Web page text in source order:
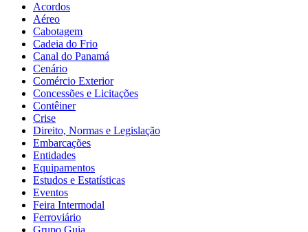
Acordos
Aéreo
Cabotagem
Cadeia do Frio
Canal do Panamá
Cenário
Comércio Exterior
Concessões e Licitações
Contêiner
Crise
Direito, Normas e Legislação
Embarcações
Entidades
Equipamentos
Estudos e Estatísticas
Eventos
Feira Intermodal
Ferroviário
Grupo Guia